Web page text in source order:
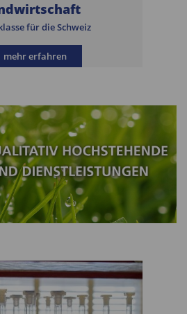
für die Schweiz
mehr erfahren